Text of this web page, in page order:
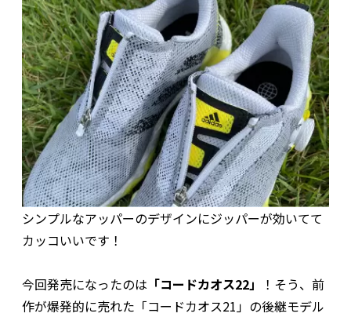
シンプルなアッパーのデザインにジッパーが効いてて
カッコいいです！
今回発売になったのは 「コードカオス22」
！そう、前
作が爆発的に売れた「コードカオス21」の後継モデル